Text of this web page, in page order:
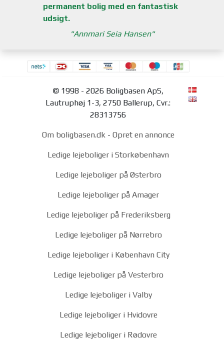
permanent bolig med en fantastisk
udsigt.
Annmari Seia Hansen
© 1998 - 2026 Boligbasen ApS,
Lautruphøj 1-3, 2750 Ballerup, Cvr.:
28313756
Om boligbasen.dk - Opret en annonce
Ledige lejeboliger i Storkøbenhavn
Ledige lejeboliger på Østerbro
Ledige lejeboliger på Amager
Ledige lejeboliger på Frederiksberg
Ledige lejeboliger på Nørrebro
Ledige lejeboliger i København City
Ledige lejeboliger på Vesterbro
Ledige lejeboliger i Valby
Ledige lejeboliger i Hvidovre
Ledige lejeboliger i Rødovre